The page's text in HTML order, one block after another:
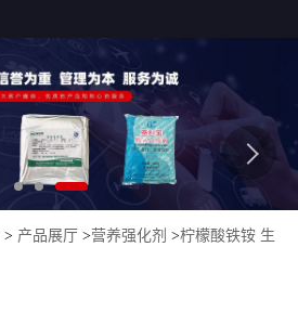
> 产品展厅 >营养强化剂 >柠檬酸铁铵 生